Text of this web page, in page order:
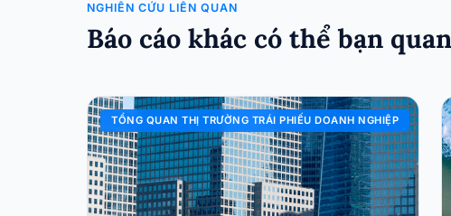
NGHIÊN CỨU LIÊN QUAN
Báo cáo khác có thể bạn
TỔNG QUAN THỊ TRƯỜNG TRÁI PHIẾU DOANH NGHIỆP